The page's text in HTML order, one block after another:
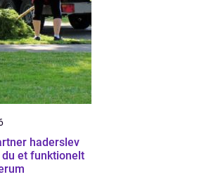
haderslev
et funktionelt